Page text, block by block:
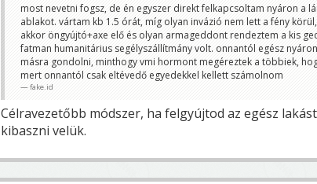
most nevetni fogsz, de én egyszer direkt felkapcsoltam nyáron a
ablakot. vártam kb 1.5 órát, míg olyan invázió nem lett a fény
akkor öngyújtó+axe elő és olyan armageddont rendeztem a kis
fatman humanitárius segélyszállítmány volt. onnantól egész
másra gondolni, minthogy vmi hormont megéreztek a többiek,
mert onnantól csak eltévedő egyedekkel kellett számolnom
fake.id
Célravezetőbb módszer, ha felgyújtod az egész
kibaszni velük.